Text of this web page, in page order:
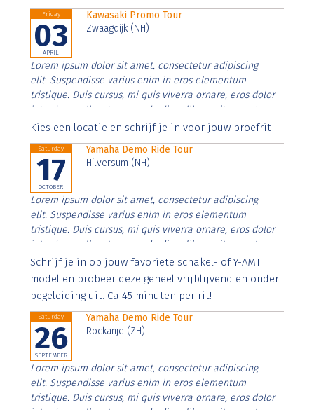
Friday
03
APRIL
Kawasaki Promo Tour
Zwaagdijk (NH)
Lorem ipsum dolor sit amet, consectetur adipiscing
elit. Suspendisse varius enim in eros elementum
tristique. Duis cursus, mi quis viverra ornare, eros dolor
interdum nulla, ut commodo diam libero vitae erat.
Aenean faucibus nibh et justo cursus id rutrum lorem
Kies een locatie en schrijf je in voor jouw proefrit
Saturday
17
OCTOBER
Yamaha Demo Ride Tour
Hilversum (NH)
Lorem ipsum dolor sit amet, consectetur adipiscing
elit. Suspendisse varius enim in eros elementum
tristique. Duis cursus, mi quis viverra ornare, eros dolor
interdum nulla, ut commodo diam libero vitae erat.
Aenean faucibus nibh et justo cursus id rutrum lorem
imperdiet. Nunc ut sem vitae risus tristique posuere.
Schrijf je in op jouw favoriete schakel- of Y-AMT
model en probeer deze geheel vrijblijvend en onder
begeleiding uit. Ca 45 minuten per rit!
Saturday
26
SEPTEMBER
Yamaha Demo Ride Tour
Rockanje (ZH)
Lorem ipsum dolor sit amet, consectetur adipiscing
elit. Suspendisse varius enim in eros elementum
tristique. Duis cursus, mi quis viverra ornare, eros dolor
interdum nulla, ut commodo diam libero vitae erat.